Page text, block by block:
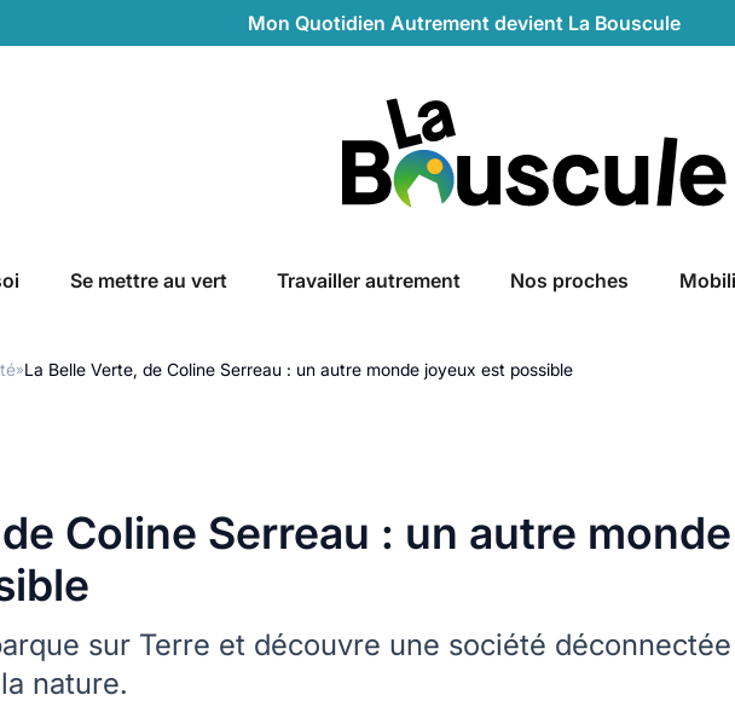
Mon Quotidien Autrement devient La Bouscule
Se mettre au vert Travailler autrement Nos proches
»La Belle Verte, de Coline Serreau : un autre monde joyeux est possible
Coline Serreau : un autre monde
sur Terre et découvre une société déconnectée
nature.